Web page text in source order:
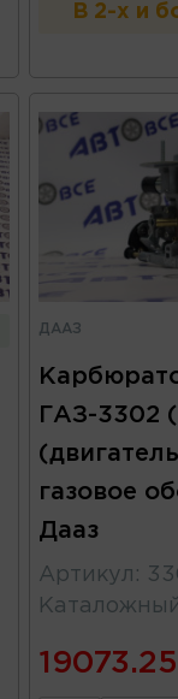
В 2-х и
ДААЗ
ГАЗ-3302
газовое
Дааз
Артикул :
19073.25